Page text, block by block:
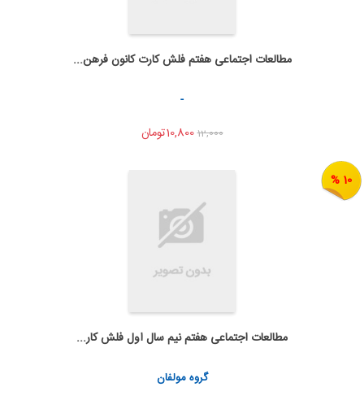
به من اطلاع بده
اشتراک گذاری
مطالعات اجتماعی هفتم فلش کارت کانون فرهن...
-
12,00010,800تومان
10 %
به من اطلاع بده
اشتراک گذاری
مطالعات اجتماعی هفتم نیم سال اول فلش کار...
گروه مولفان